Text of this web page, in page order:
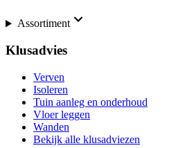
Assortiment
Klusadvies
Verven
Isoleren
Tuin aanleg en onderhoud
Vloer leggen
Wanden
Bekijk alle klusadviezen